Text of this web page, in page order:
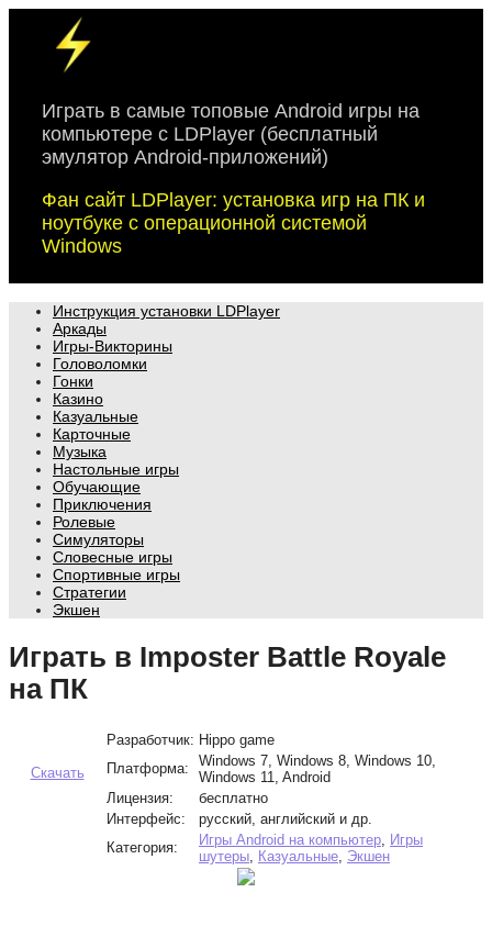
content
Играть в самые топовые Android игры на
компьютере с LDPlayer (бесплатный
эмулятор Android-приложений)
Фан сайт LDPlayer: установка игр на ПК и
ноутбуке с операционной системой
Windows
Инструкция установки LDPlayer
Аркады
Игры-Викторины
Головоломки
Гонки
Казино
Казуальные
Карточные
Музыка
Настольные игры
Обучающие
Приключения
Ролевые
Симуляторы
Словесные игры
Спортивные игры
Стратегии
Экшен
Играть в Imposter Battle Royale
на ПК
Скачать
Разработчик: Hippo game
Платформа:
Windows 7, Windows 8, Windows 10,
Windows 11, Android
Лицензия:
бесплатно
Интерфейс:
русский, английский и др.
Категория:
Игры Android на компьютер, Игры
шутеры, Казуальные, Экшен